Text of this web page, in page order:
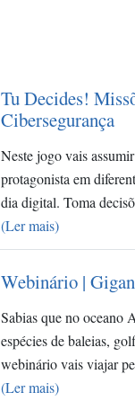
Tu Decides!
Cibersegurança
Neste jogo vais
protagonista em
dia digital. Toma
(Ler mais)
Webinário |
Sabias que no oceano
espécies de baleias,
webinário vais viajar
(Ler mais)